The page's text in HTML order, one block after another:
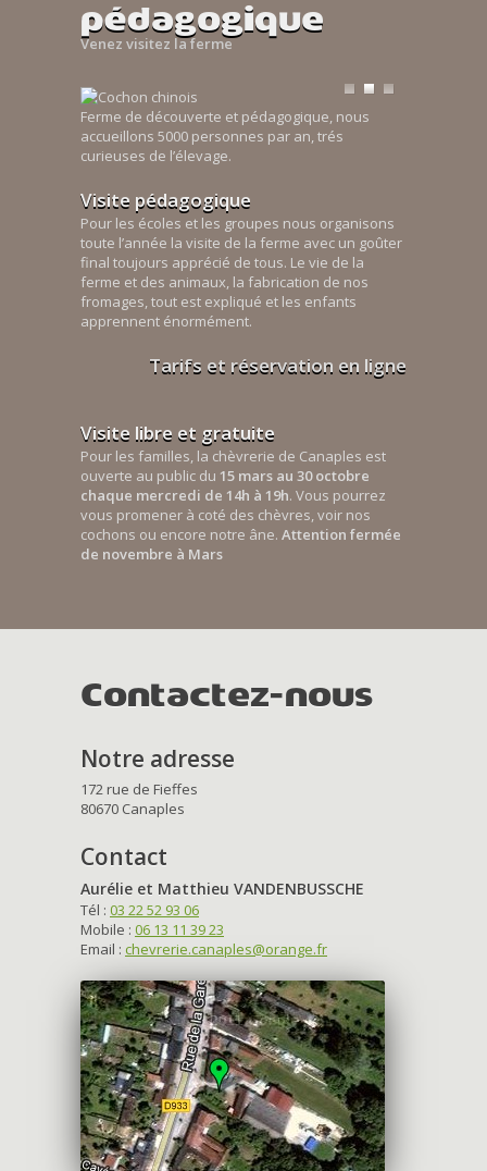
pédagogique
Venez visitez la ferme
Ferme de découverte et pédagogique, nous
accueillons 5000 personnes par an, trés
curieuses de l’élevage.
Visite pédagogique
Pour les écoles et les groupes nous organisons
toute l’année la visite de la ferme avec un goûter
final toujours apprécié de tous. Le vie de la
ferme et des animaux, la fabrication de nos
fromages, tout est expliqué et les enfants
apprennent énormément.
Tarifs et réservation en ligne
Visite libre et gratuite
Pour les familles, la chèvrerie de Canaples est
ouverte au public du 15 mars au 30 octobre
chaque mercredi de 14h à 19h. Vous pourrez
vous promener à coté des chèvres, voir nos
cochons ou encore notre âne. Attention fermée
de novembre à Mars
Contactez-nous
Notre adresse
172 rue de Fieffes
80670 Canaples
Contact
Aurélie et Matthieu VANDENBUSSCHE
Tél : 03 22 52 93 06
Mobile : 06 13 11 39 23
Email : chevrerie.canaples@orange.fr